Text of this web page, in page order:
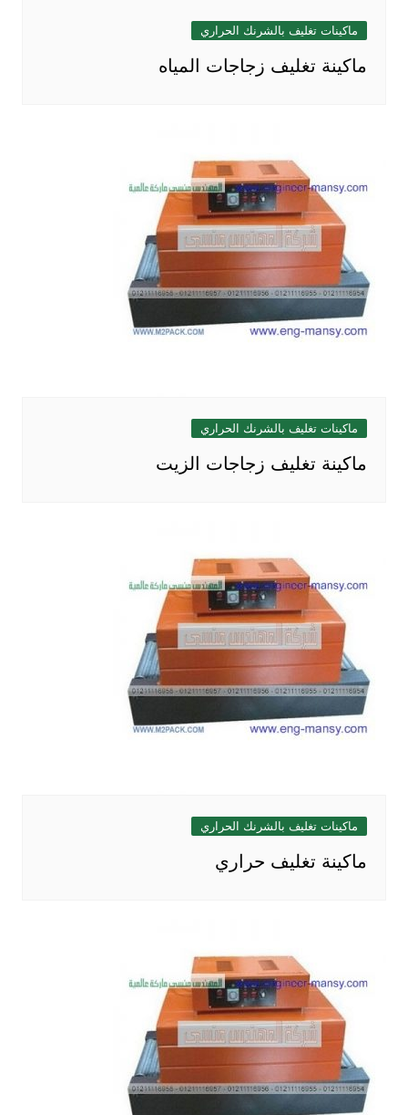
ماكينات تغليف بالشرنك الحراري
ماكينة تغليف زجاجات المياه
ماكينات تغليف بالشرنك الحراري
ماكينة تغليف زجاجات الزيت
ماكينات تغليف بالشرنك الحراري
ماكينة تغليف حراري